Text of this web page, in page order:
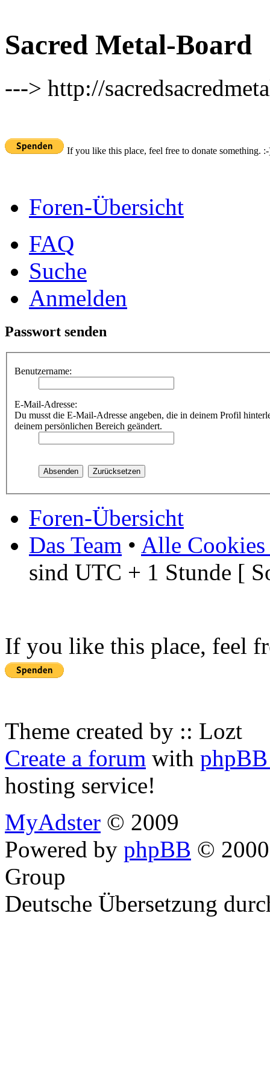
Sacred Metal-Board
---> http://
If you like this place, feel free to donate something.
Foren-Übersicht
FAQ
Suche
Anmelden
Passwort senden
Benutzername:
E-Mail-Adresse:
Du musst die E-Mail-Adresse angeben, die in deinem Profil
deinem persönlichen Bereich geändert.
Foren-Übersicht
Das Team • Alle Cookies
sind UTC + 1 Stunde [
If you like this place, feel
Theme created by :: Lozt
Create a forum with
hosting service!
MyAdster © 2009
Powered by phpBB ©
Group
Deutsche Übersetzung